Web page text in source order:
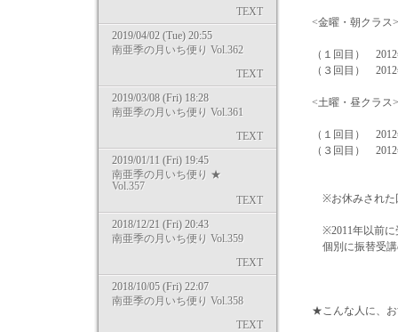
TEXT
2019/04/02 (Tue) 20:55
南亜季の月いち便り Vol.362
TEXT
2019/03/08 (Fri) 18:28
南亜季の月いち便り Vol.361
TEXT
2019/01/11 (Fri) 19:45
南亜季の月いち便り ★
Vol.357
TEXT
2018/12/21 (Fri) 20:43
南亜季の月いち便り Vol.359
TEXT
2018/10/05 (Fri) 22:07
南亜季の月いち便り Vol.358
TEXT
<金曜・朝クラス
（１回目） 2012
（３回目） 2012
<土曜・昼クラス
（１回目） 2012
（３回目） 2012
※お休みされた回
※2011年以前に
個別に振替受講
★こんな人に、お